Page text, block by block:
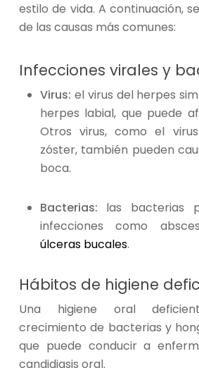
estilo de vida. A continuación,
de las causas más comunes:
Infecciones virales y
Virus: el virus del herpes
herpes labial, que puede
Otros virus, como el
zóster, también pueden
boca.
Bacterias: las bacterias
infecciones como
úlceras bucales.
Hábitos de higiene
Una higiene oral
crecimiento de bacterias y
que puede conducir a
candidiasis oral.